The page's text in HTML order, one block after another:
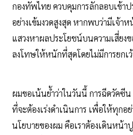
กองทัพไทย ควบคุมการลักลอบเข้า
อย่างเข้มงวดสูงสุด หากพบว่ามีเจ้า
แสวงหาผลประโยชน์บนความเสี่ยง
ลงโทษให้หนักที่สุดโดยไม่มีการยกเ
ผมขอเน้นย้ำว่าในวันนี้ การฉีดวัคซีน
ที่จะต้องเร่งดำเนินการ เพื่อให้ทุกอ
นโยบายของผม คือเราต้องเดินหน้